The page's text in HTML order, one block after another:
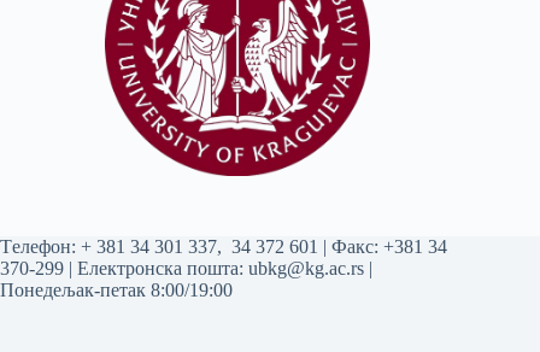
Tелефон: + 381 34 301 337, 34 372 601 | Факс: +381 34
370-299 | Електронска пошта: ubkg@kg.ac.rs |
Понедељак-петак 8:00/19:00